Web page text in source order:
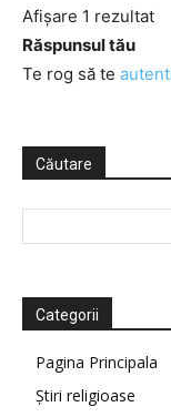
Afișare 1 rezultat
Răspunsul tău
Te rog să te
Căutare
Categorii
Pagina Principala
Știri religioase